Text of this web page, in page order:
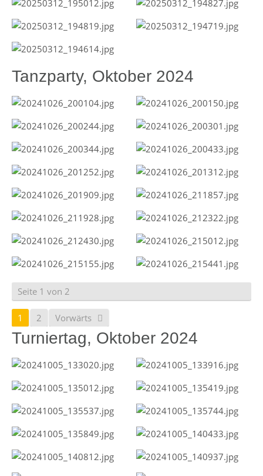
Tanzparty, Oktober 2024
Seite 1 von 2
1 2 Vorwärts
Turniertag, Oktober 2024